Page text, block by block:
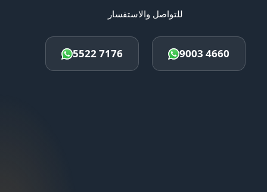
للتواصل والاستفسار
5522 7176 9003 4660